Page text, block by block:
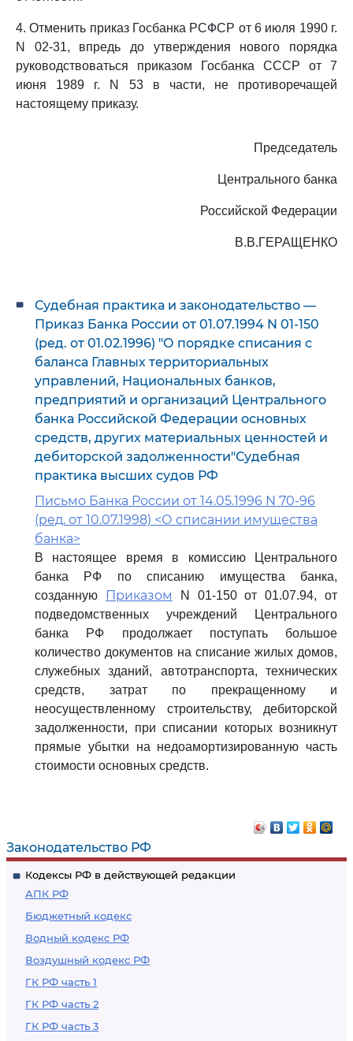
Законодательство РФ
Кодексы РФ в действующей редакции
АПК РФ
Бюджетный кодекс
Водный кодекс РФ
Воздушный кодекс РФ
ГК РФ часть 1
ГК РФ часть 2
ГК РФ часть 3
4. Отменить приказ Госбанка РСФСР от 6 июля 1990 г.
N 02-31, впредь до утверждения нового порядка
руководствоваться приказом Госбанка СССР от 7
июня 1989 г. N 53 в части, не противоречащей
настоящему приказу.
Председатель
Центрального банка
Российской Федерации
В.В.ГЕРАЩЕНКО
Судебная практика и законодательство —
Приказ Банка России от 01.07.1994 N 01-150
(ред. от 01.02.1996) "О порядке списания с
баланса Главных территориальных
управлений, Национальных банков,
предприятий и организаций Центрального
банка Российской Федерации основных
средств, других материальных ценностей и
дебиторской задолженности"Судебная
практика высших судов РФ
Письмо Банка России от 14.05.1996 N 70-96
(ред. от 10.07.1998) <О списании имущества
банка>
В настоящее время в комиссию Центрального
банка РФ по списанию имущества банка,
созданную
Приказом
N 01-150 от 01.07.94, от
подведомственных учреждений Центрального
банка РФ продолжает поступать большое
количество документов на списание жилых домов,
служебных зданий, автотранспорта, технических
средств, затрат по прекращенному и
неосуществленному строительству, дебиторской
задолженности, при списании которых возникнут
прямые убытки на недоамортизированную часть
стоимости основных средств.